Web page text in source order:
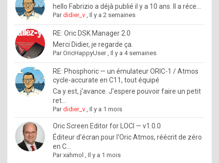
o
l
e
x
.
I
f
y
o
u
w
hello Fabrizio a déjà publié il y a 10 ans. Il a réce...
Pardidier_v ,Il y a 2 semaines
RE: Oric DSK Manager 2.0
Merci Didier, je regarde ça.
ParOricHappyUser,Il y a 4 semaines
RE: Phosphoric — un émulateur ORIC-1 / Atmos
cycle-accurate en C11, tout équipé
Ca y est, j'avance. J'espere pouvoir faire un petit
ret...
Pardidier_v ,Il y a 1 mois
Oric Screen Editor for LOCI — v1.0.0
Éditeur d'écran pour l'Oric Atmos, réécrit de zéro
en C...
Parxahmol ,Il y a 1 mois